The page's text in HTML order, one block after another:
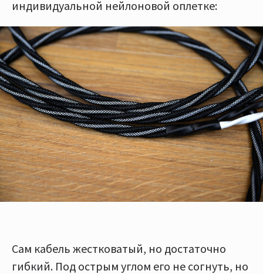
индивидуальной нейлоновой оплетке:
Сам кабель жестковатый, но достаточно
гибкий. Под острым углом его не согнуть, но